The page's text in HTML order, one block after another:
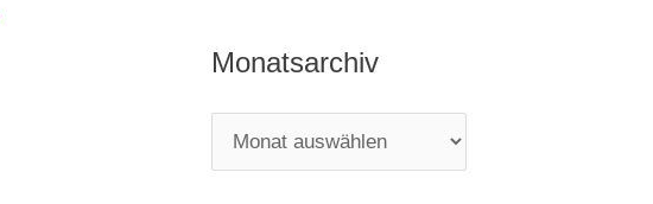
e
g
Monatsarchiv
o